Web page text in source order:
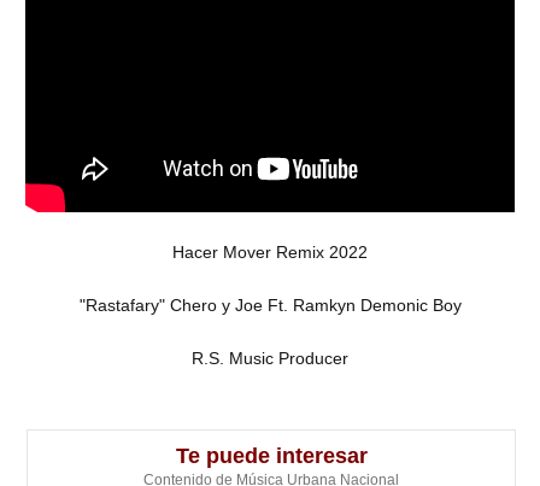
Hacer Mover Remix 2022
"Rastafary" Chero y Joe Ft. Ramkyn Demonic Boy
R.S. Music Producer
Te puede interesar
Contenido de Música Urbana Nacional